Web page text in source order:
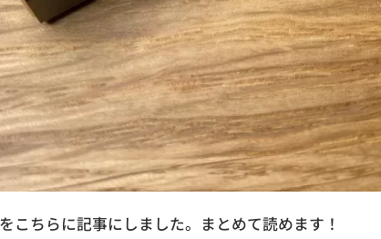
こちらに記事にしました。まとめて読めます！